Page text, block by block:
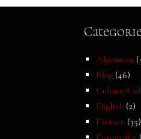
Algemeen
Blog (46)
Cultuur/
English (2)
Fietsen (35)